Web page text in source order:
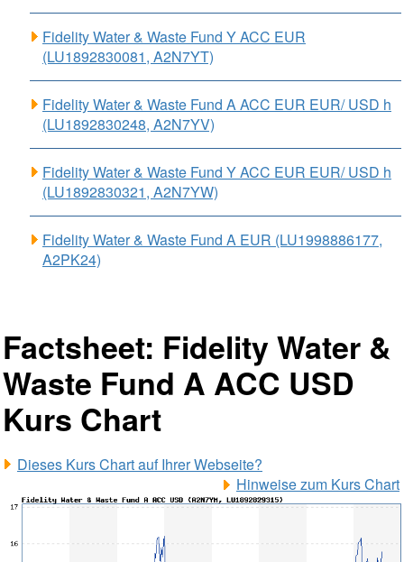
Fidelity Water & Waste Fund Y ACC EUR
(LU1892830081, A2N7YT)
Fidelity Water & Waste Fund A ACC EUR EUR/ USD h
(LU1892830248, A2N7YV)
Fidelity Water & Waste Fund Y ACC EUR EUR/ USD h
(LU1892830321, A2N7YW)
Fidelity Water & Waste Fund A EUR (LU1998886177,
A2PK24)
Factsheet: Fidelity Water &
Waste Fund A ACC USD
Kurs Chart
Dieses Kurs Chart auf Ihrer Webseite?
Hinweise zum Kurs Chart